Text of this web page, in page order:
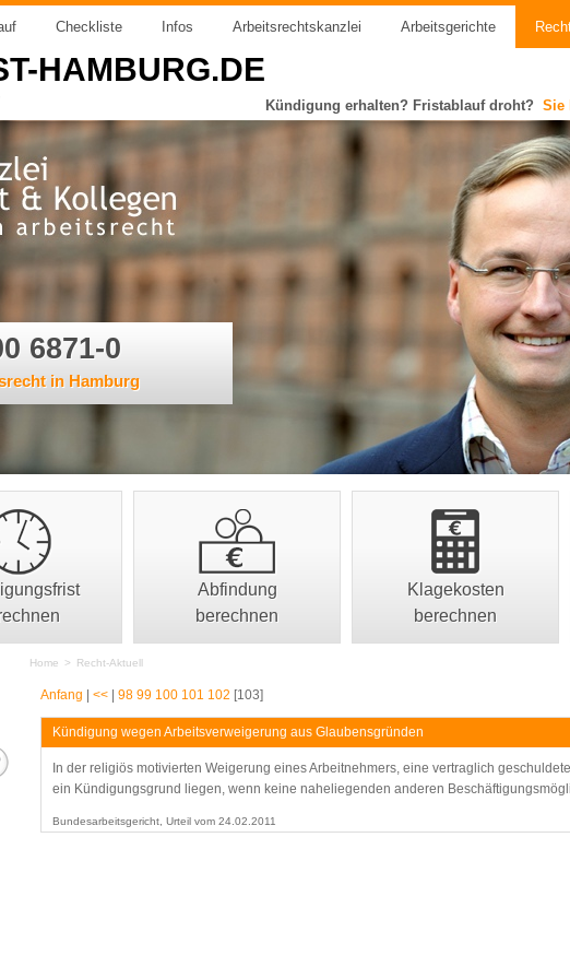
Checkliste Infos Arbeitsrechtskanzlei Arbeitsgerichte
HAMBURG.DE
Kündigung erhalten? Fristablauf droht? Sie
6871-0
in Hamburg
Abfindung
berechnen
Klagekosten
berechnen
Home > Recht-Aktuell
Anfang << 98 99 100 101 102 [103]
Kündigung wegen Arbeitsverweigerung aus Glaubensgründen
In der religiös motivierten Weigerung eines Arbeitnehmers, eine vertraglich
ein Kündigungsgrund liegen, wenn keine naheliegenden anderen
Bundesarbeitsgericht, Urteil vom 24.02.2011